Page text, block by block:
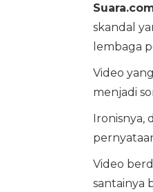
skandal
lembaga
Video
menjadi
Ironisnya,
Video
santainya